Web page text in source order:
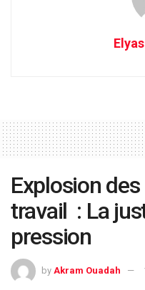
Explosion
travail : La
pression
by Akram Ouadah